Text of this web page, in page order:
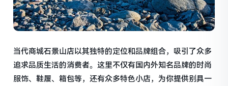
当代商城石景山店以其独特的定位和品牌组合，吸引了众多
追求品质生活的消费者。这里不仅有国内外知名品牌的时尚
服饰、鞋履、箱包等，还有众多特色小店，为你提供别具一